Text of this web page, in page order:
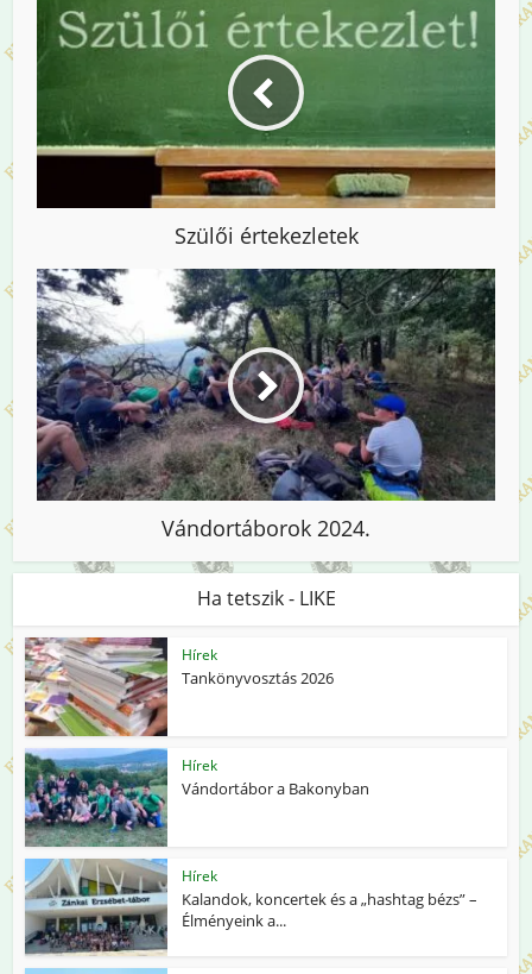
Szülői értekezletek
Vándortáborok 2024.
Ha tetszik - LIKE
Hírek
Tankönyvosztás 2026
Hírek
Vándortábor a Bakonyban
Hírek
Kalandok, koncertek és a „hashtag bézs” –
Élményeink a...